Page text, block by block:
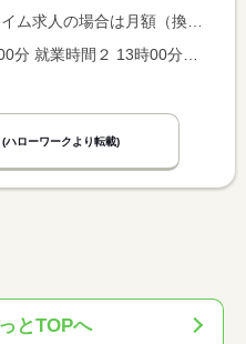
）、パート求人の場合は時間額を表示しています。
(ハローワークより転載)
とTOPへ